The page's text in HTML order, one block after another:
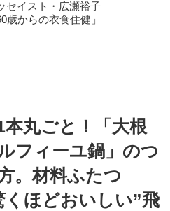
セイスト・広瀬裕子
歳からの衣食住健」
本丸ごと！「大根
フィーユ鍋」のつ
。材料ふたつ
くほどおいしい”飛